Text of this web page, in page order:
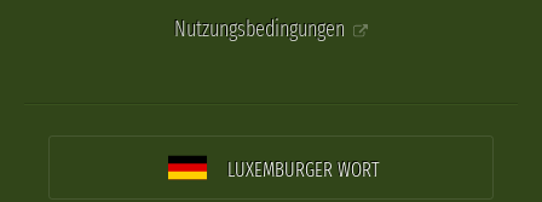
Nutzungsbedingungen
LUXEMBURGER WORT